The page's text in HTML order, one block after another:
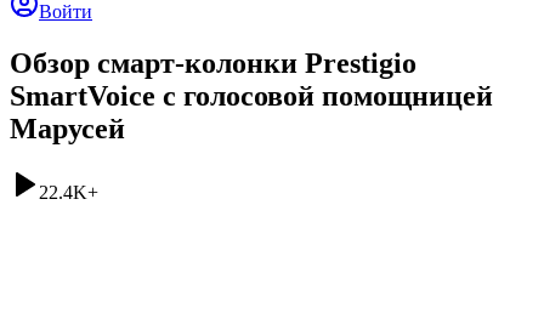
Войти
Обзор смарт-колонки Prestigio
SmartVoice с голосовой помощницей
Марусей
22.4K+